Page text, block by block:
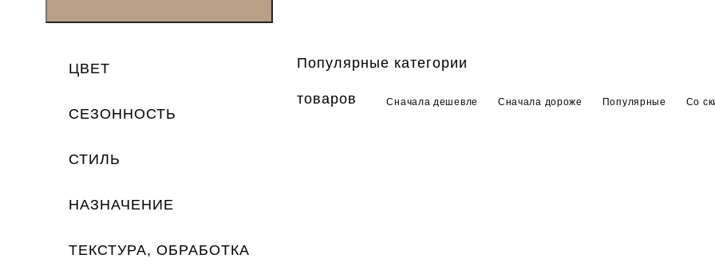
ЦВЕТ
СЕЗОННОСТЬ
СТИЛЬ
НАЗНАЧЕНИЕ
ТЕКСТУРА, ОБРАБОТКА
Популярные категории
товаров Сначала дешевле Сначала дороже Популярные Со